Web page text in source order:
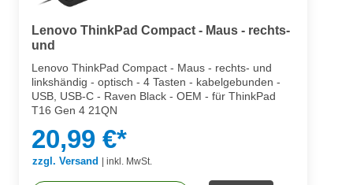
Lenovo ThinkPad Compact - Maus - rechts-
und
Lenovo ThinkPad Compact - Maus - rechts- und
linkshändig - optisch - 4 Tasten - kabelgebunden -
USB, USB-C - Raven Black - OEM - für ThinkPad
T16 Gen 4 21QN
20,99 €*
zzgl. Versand | inkl. MwSt.